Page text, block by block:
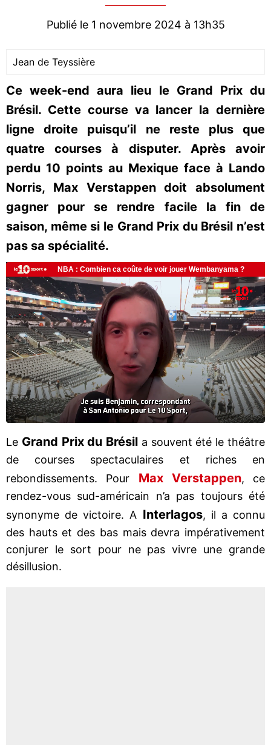
Publié le 1 novembre 2024 à 13h35
Jean de Teyssière
Ce week-end aura lieu le Grand Prix du
Brésil. Cette course va lancer la dernière
ligne droite puisqu’il ne reste plus que
quatre courses à disputer. Après avoir
perdu 10 points au Mexique face à Lando
Norris, Max Verstappen doit absolument
gagner pour se rendre facile la fin de
saison, même si le Grand Prix du Brésil n’est
pas sa spécialité.
Le Grand Prix du Brésil a souvent été le théâtre
de courses spectaculaires et riches en
rebondissements. Pour Max Verstappen, ce
rendez-vous sud-américain n’a pas toujours été
synonyme de victoire. A Interlagos, il a connu
des hauts et des bas mais devra impérativement
conjurer le sort pour ne pas vivre une grande
désillusion.